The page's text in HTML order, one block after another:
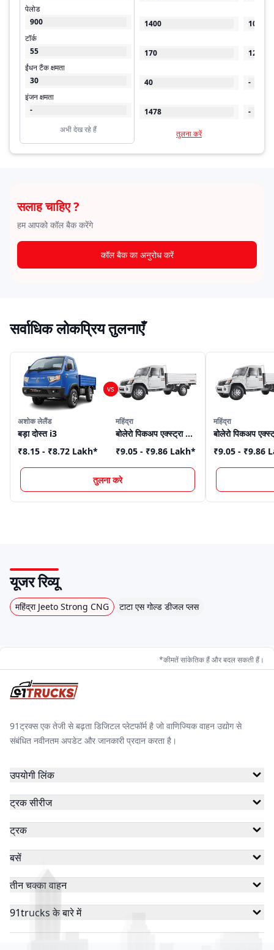
पेलोड
900
टॉर्क
55
ईंधन टैंक क्षमता
30
इंजन क्षमता
-
अभी देख रहे हैं
1400
170
40
1478
तुलना करें
1000
125
-
-
सलाह चाहिए ?
हम आपको कॉल बैक करेंगे
कॉल बैक का अनुरोध करें
सर्वाधिक लोकप्रिय तुलनाएँ
अशोक लेलैंड
बड़ा दोस्त i3
₹8.15 - ₹8.72 Lakh*
महिंद्रा
बोलेरो पिकअप एक्स्ट्रा लॉन्ग
₹9.05 - ₹9.86 Lakh*
तुलना करे
महिंद्रा
₹9.05 - ₹9.86
यूजर रिव्यू
महिंद्रा Jeeto Strong CNG टाटा एस गोल्ड डीजल प्लस
*कीमतें सांकेतिक हैं और बदल सकती हैं।
91ट्रक्स एक तेजी से बढ़ता डिजिटल प्लेटफॉर्म है जो वाणिज्यिक वाहन उद्योग से
संबंधित नवीनतम अपडेट और जानकारी प्रदान करता है।
उपयोगी लिंक
ट्रक सीरीज
ट्रक
बसें
तीन चक्का वाहन
91trucks के बारे में